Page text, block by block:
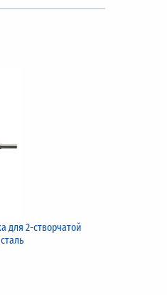
для 2-створчатой